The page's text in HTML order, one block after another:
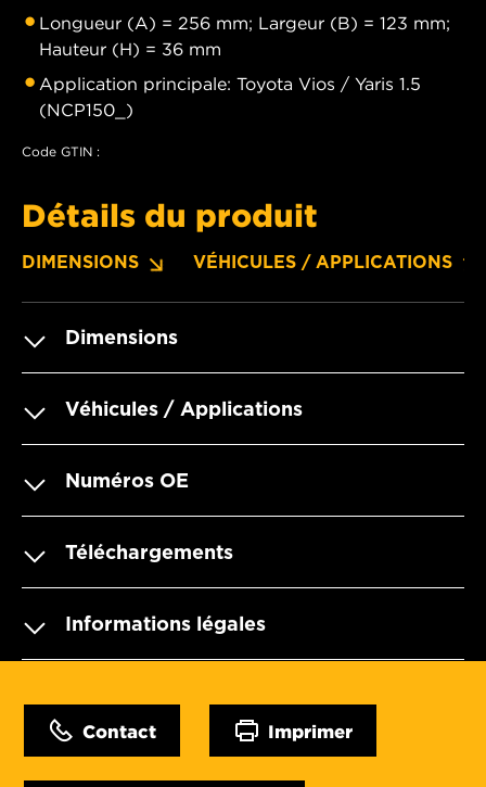
Longueur (A) = 256 mm; Largeur (B) = 123 mm;
Hauteur (H) = 36 mm
Application principale: Toyota Vios / Yaris 1.5
(NCP150_)
Code GTIN :
Détails du produit
DIMENSIONS VÉHICULES / APPLICATIONS
Dimensions
Véhicules / Applications
Numéros OE
Téléchargements
Informations légales
Contact Imprimer